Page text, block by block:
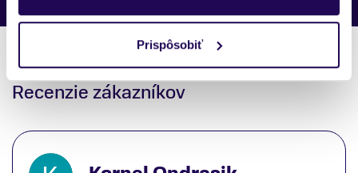
Prispôsobiť
Recenzie zákazníkov